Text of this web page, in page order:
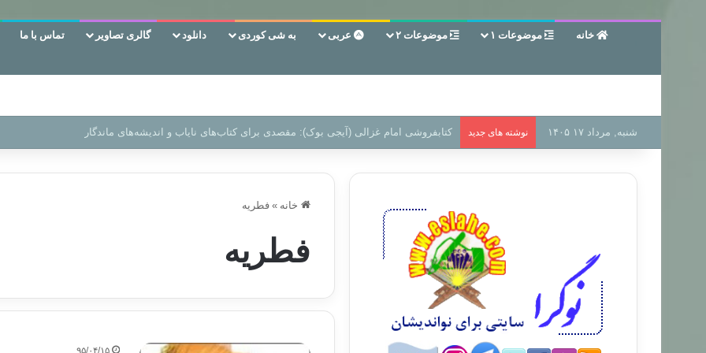
خانه موضوعات ۱ موضوعات ۲ عربی به شی کوردی دانلود گالری تصاویر تماس با ما
شنبه, مرداد ۱۷ ۱۴۰۵ نوشته های جدید سر دفتر فساد در زمین‌، دوری وکناره‌گیری از راه خداست‌!
خانه » فطریه
فطریه
۹۵/۰۴/۱۵